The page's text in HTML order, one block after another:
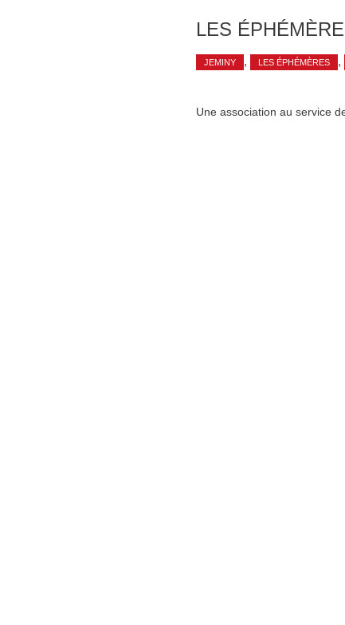
LES
JEMINY , LES ÉPHÉMÈRES ,
Une association au service